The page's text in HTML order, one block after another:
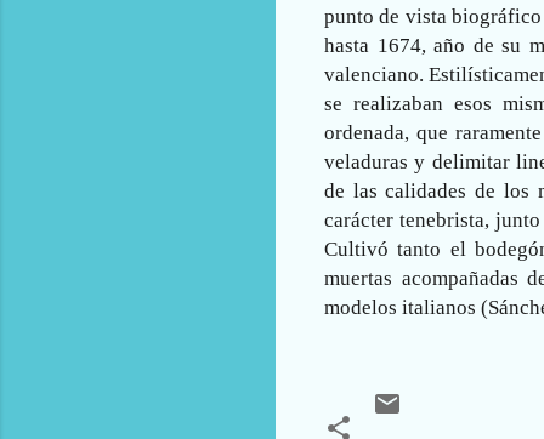
punto de vista biográfico
hasta 1674, año de su
valenciano.
se realizaban esos
ordenada, que
veladuras y delimitar
de las calidades de los
carácter tenebrista,
Cultivó tanto el
muertas acompañadas
modelos italianos